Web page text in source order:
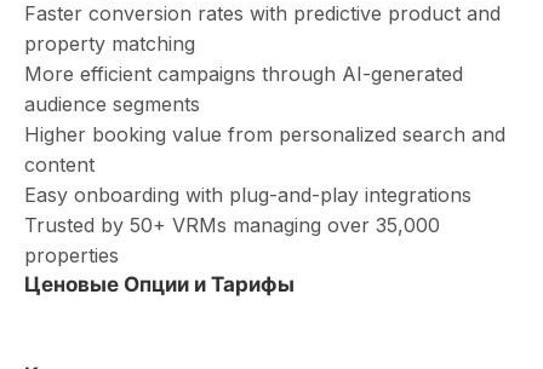
Faster conversion rates with predictive product and
property matching
More efficient campaigns through AI-generated
audience segments
Higher booking value from personalized search and
content
Easy onboarding with plug-and-play integrations
Trusted by 50+ VRMs managing over 35,000
properties
Ценовые Опции и Тарифы